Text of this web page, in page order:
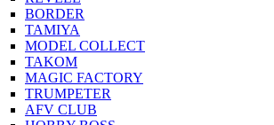
BORDER
TAMIYA
MODEL COLLECT
TAKOM
MAGIC FACTORY
TRUMPETER
AFV CLUB